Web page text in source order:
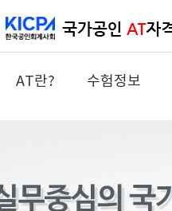
AT란? 수험정보